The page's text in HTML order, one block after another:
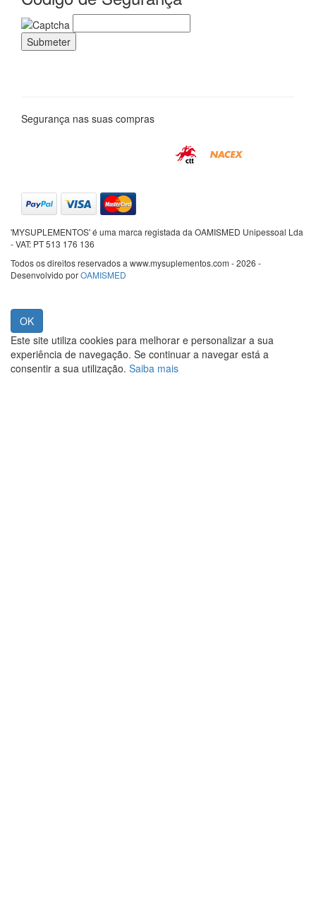
Segurança nas suas compras
'MYSUPLEMENTOS' é uma marca registada da OAMISMED Unipessoal Lda
- VAT: PT 513 176 136
Todos os direitos reservados a www.mysuplementos.com - 2026 -
Desenvolvido porOAMISMED
Este site utiliza cookies para melhorar e personalizar a sua
experiência de navegação. Se continuar a navegar está a
consentir a sua utilização. Saiba mais